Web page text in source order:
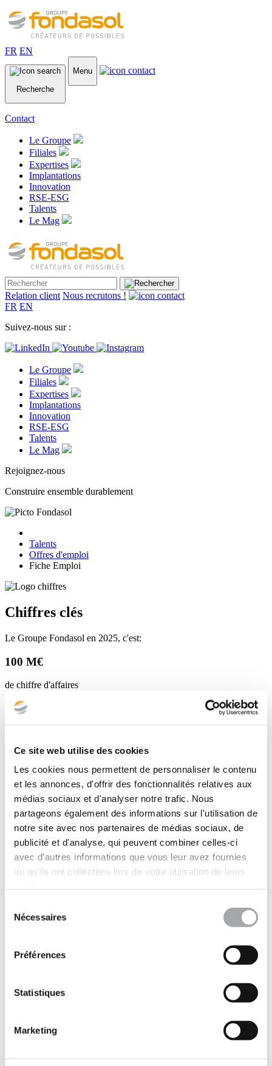
Ce site web utilise des cookies
Les cookies nous permettent de personnaliser le contenu
et les annonces, d'offrir des fonctionnalités relatives aux
médias sociaux et d'analyser notre trafic. Nous
partageons également des informations sur l'utilisation de
notre site avec nos partenaires de médias sociaux, de
publicité et d'analyse, qui peuvent combiner celles-ci
avec d'autres informations que vous leur avez fournies
ou qu'ils ont collectées lors de votre utilisation de leurs
Nécessaires
Préférences
Statistiques
Marketing
FR EN
Recherche
Menu
Contact
Le Groupe
Filiales
Expertises
Implantations
Innovation
RSE-ESG
Talents
Le Mag
Relation client Nous recrutons !
FR EN
Suivez-nous sur :
Le Groupe
Filiales
Expertises
Implantations
Innovation
RSE-ESG
Talents
Le Mag
Rejoignez-nous
Construire ensemble durablement
Talents
Offres d'emploi
Fiche Emploi
Chiffres clés
Le Groupe Fondasol en 2025, c'est:
100 M€
de chiffre d'affaires
850
75%
du capital détenu par nos salariés
35
sites à travers le monde
Marchés publics
•
Immobilier
•
Industrie
Energies
•
Concession réseaux
•
Particuliers